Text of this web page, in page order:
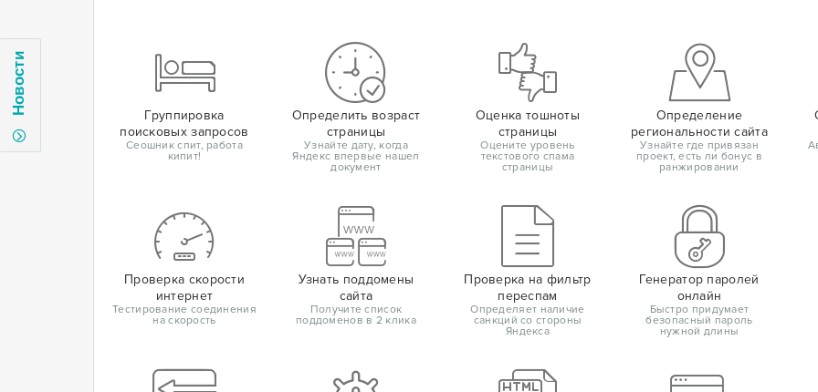
Новости
Группировка
поисковых запросов
Сеошник спит, работа
кипит!
Определить возраст
страницы
Узнайте дату, когда
Яндекс впервые нашел
документ
Оценка тошноты
страницы
Оцените уровень
текстового спама
страницы
Определение
региональности сайта
Узнайте где привязан
проект, есть ли бонус в
ранжировании
Проверка скорости
интернет
Тестирование соединения
на скорость
Узнать поддомены
сайта
Получите список
поддоменов в 2 клика
Проверка на фильтр
переспам
Определяет наличие
санкций со стороны
Яндекса
Генератор паролей
онлайн
Быстро придумает
безопасный пароль
нужной длины